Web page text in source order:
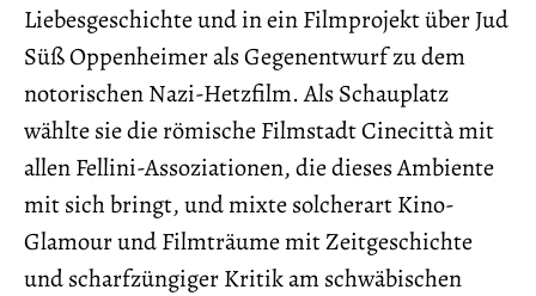
Liebesgeschichte und in ein Filmprojekt über Jud
Süß Oppenheimer als Gegenentwurf zu dem
notorischen Nazi-Hetzfilm. Als Schauplatz
wählte sie die römische Filmstadt Cinecittà mit
allen Fellini-Assoziationen, die dieses Ambiente
mit sich bringt, und mixte solcherart Kino-
Glamour und Filmträume mit Zeitgeschichte
und scharfzüngiger Kritik am schwäbischen